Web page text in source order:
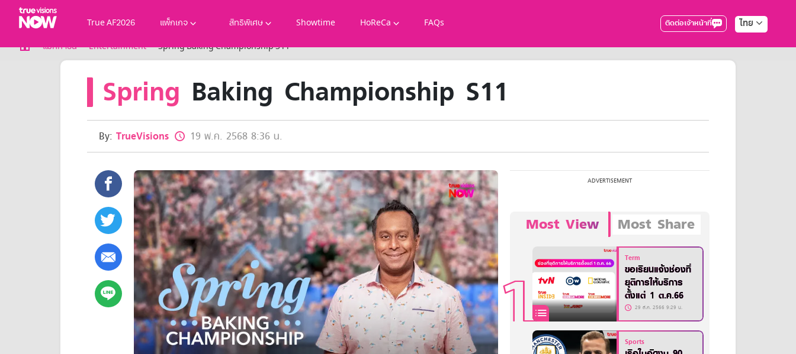
True AF2026 แพ็กเกจ สิทธิพิเศษ Showtime HoReCa FAQs ติดต่อเจ้าหน้าที่ ไทย
True AF2026
แพ็กเกจ
NOW SPORTS
NOW BUNDLES
NOW Muay Thai
แพ็กเกจทรูวิชันส์นาวทั้งหมด
สิทธิพิเศษลูกค้าทรูวิชั่นส์
แพ็กเกจสำหรับผู้ประกอบการ
หาร้านร่วมรายการ
แม็กกาซีน Entertainment Spring Baking Championship S11
Spring Baking Championship S11
By: TrueVisions 19 พ.ค. 2568 8:36 น.
Most View Most Share
Term
ขอเรียนแจ้งช่องที่
ยุติการให้บริการ
ตั้งแต่ 1 ต.ค.66
29 ส.ค. 2566 9:29 น.
Sports